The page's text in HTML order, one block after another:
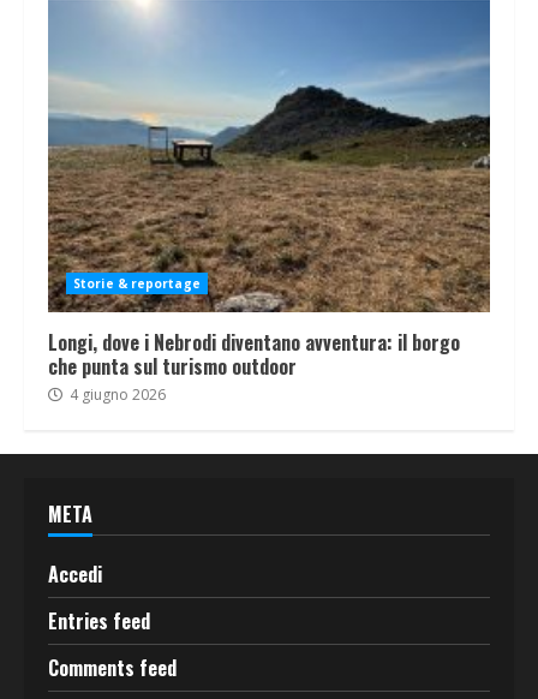
Storie & reportage
Longi, dove i Nebrodi diventano avventura: il borgo
che punta sul turismo outdoor
4 giugno 2026
META
Accedi
Entries feed
Comments feed